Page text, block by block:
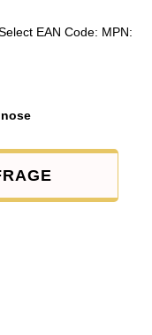
EAN Code: MPN: